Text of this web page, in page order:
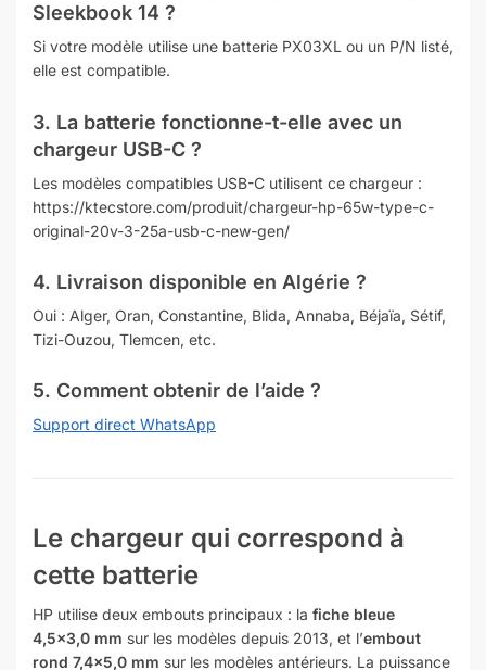
Sleekbook 14 ?
Si votre modèle utilise une batterie PX03XL ou un P/N listé,
elle est compatible.
3. La batterie fonctionne-t-elle avec un
chargeur USB-C ?
Les modèles compatibles USB-C utilisent ce chargeur :
https://ktecstore.com/produit/chargeur-hp-65w-type-c-
original-20v-3-25a-usb-c-new-gen/
4. Livraison disponible en Algérie ?
Oui : Alger, Oran, Constantine, Blida, Annaba, Béjaïa, Sétif,
Tizi-Ouzou, Tlemcen, etc.
5. Comment obtenir de l’aide ?
Support direct WhatsApp
Le chargeur qui correspond à
cette batterie
HP utilise deux embouts principaux : la fiche bleue
4,5×3,0 mm sur les modèles depuis 2013, et l’embout
rond 7,4×5,0 mm sur les modèles antérieurs. La puissance